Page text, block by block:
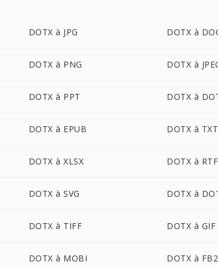
DOTX à JPG DOTX à
DOTX à PNG DOTX à
DOTX à PPT DOTX à
DOTX à EPUB DOTX à TXT
DOTX à XLSX DOTX à RTF
DOTX à SVG DOTX à
DOTX à TIFF DOTX à GIF
DOTX à MOBI DOTX à FB2